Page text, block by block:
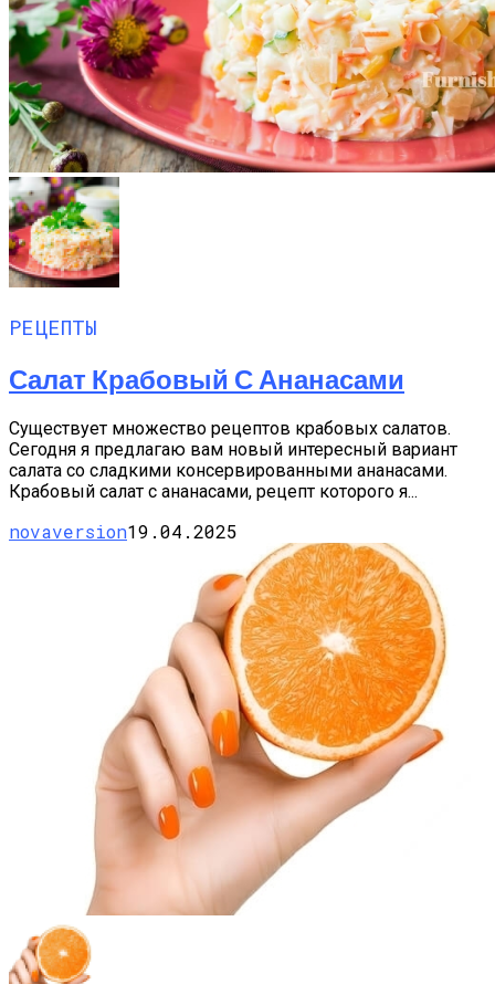
РЕЦЕПТЫ
Салат Крабовый С Ананасами
Существует множество рецептов крабовых салатов.
Сегодня я предлагаю вам новый интересный вариант
салата со сладкими консервированными ананасами.
Крабовый салат с ананасами, рецепт которого я...
novaversion19.04.2025